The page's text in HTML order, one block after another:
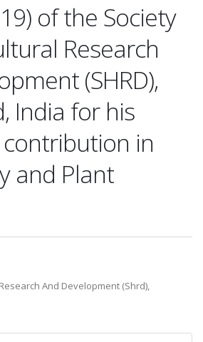
of the Society
Research
(SHRD),
India for his
in
and Plant
And Development (Shrd),